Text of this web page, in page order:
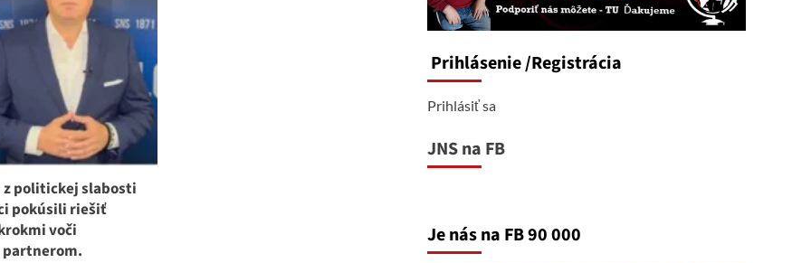
politickej slabosti
pokúsili riešiť
voči
Prihlásenie/Registrácia
Prihlásiť sa
JNS na FB
Je nás na FB 90 000